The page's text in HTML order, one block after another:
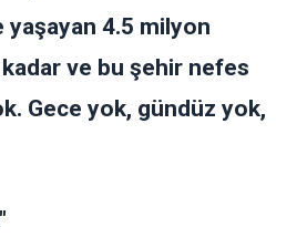
4.5 milyon
ve bu şehir nefes
Gece yok, gündüz yok,